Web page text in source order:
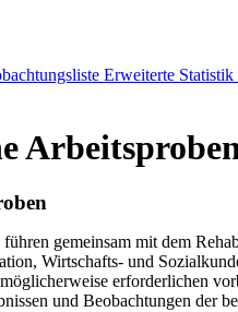
Erweiterte Statistik
gemeinsam mit dem
Wirtschafts- und
erforderlichen
und Beobachtungen der